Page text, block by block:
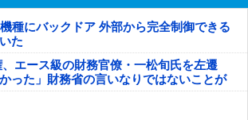
種にバックドア 外部から完全制御できる
た
、エース級の財務官僚・一松旬氏を左遷
った」財務省の言いなりではないことが